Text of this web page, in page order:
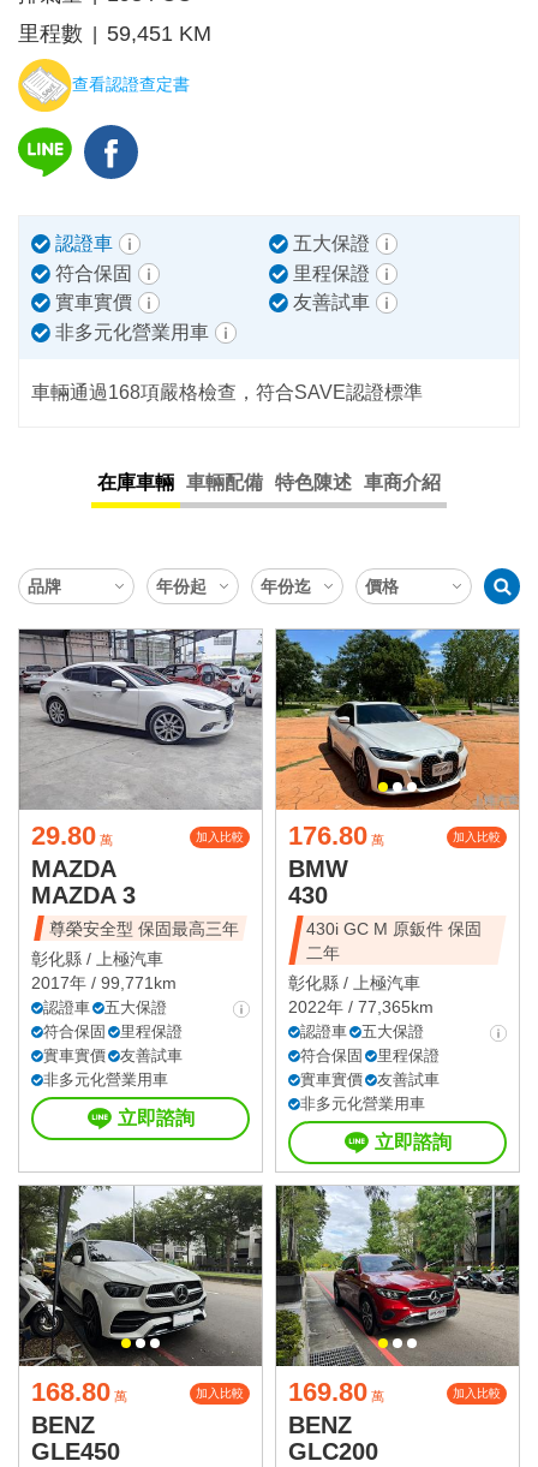
里程數
59,451 KM
查看認證查定書
認證車
五大保證
符合保固
里程保證
實車實價
友善試車
非多元化營業用車
車輛通過168項嚴格檢查，符合SAVE認證標準
在庫車輛 車輛配備 特色陳述 車商介紹
29.80 萬 加入比較
MAZDA
MAZDA 3
尊榮安全型 保固最高三年
彰化縣 /
上極汽車
2017年 / 99,771km
認證車
五大保證
符合保固
里程保證
實車實價
友善試車
非多元化營業用車
立即諮詢
176.80 萬 加入比較
BMW
430
430i GC M 原鈑件 保固
二年
彰化縣 /
上極汽車
2022年 / 77,365km
認證車
五大保證
符合保固
里程保證
實車實價
友善試車
非多元化營業用車
立即諮詢
168.80 萬 加入比較
BENZ
GLE450
169.80 萬 加入比較
BENZ
GLC200